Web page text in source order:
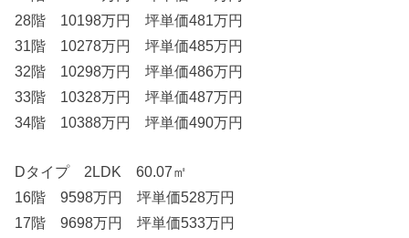
28階 10198万円 坪単価481万円
31階 10278万円 坪単価485万円
32階 10298万円 坪単価486万円
33階 10328万円 坪単価487万円
34階 10388万円 坪単価490万円
Dタイプ 2LDK 60.07㎡
16階 9598万円 坪単価528万円
17階 9698万円 坪単価533万円